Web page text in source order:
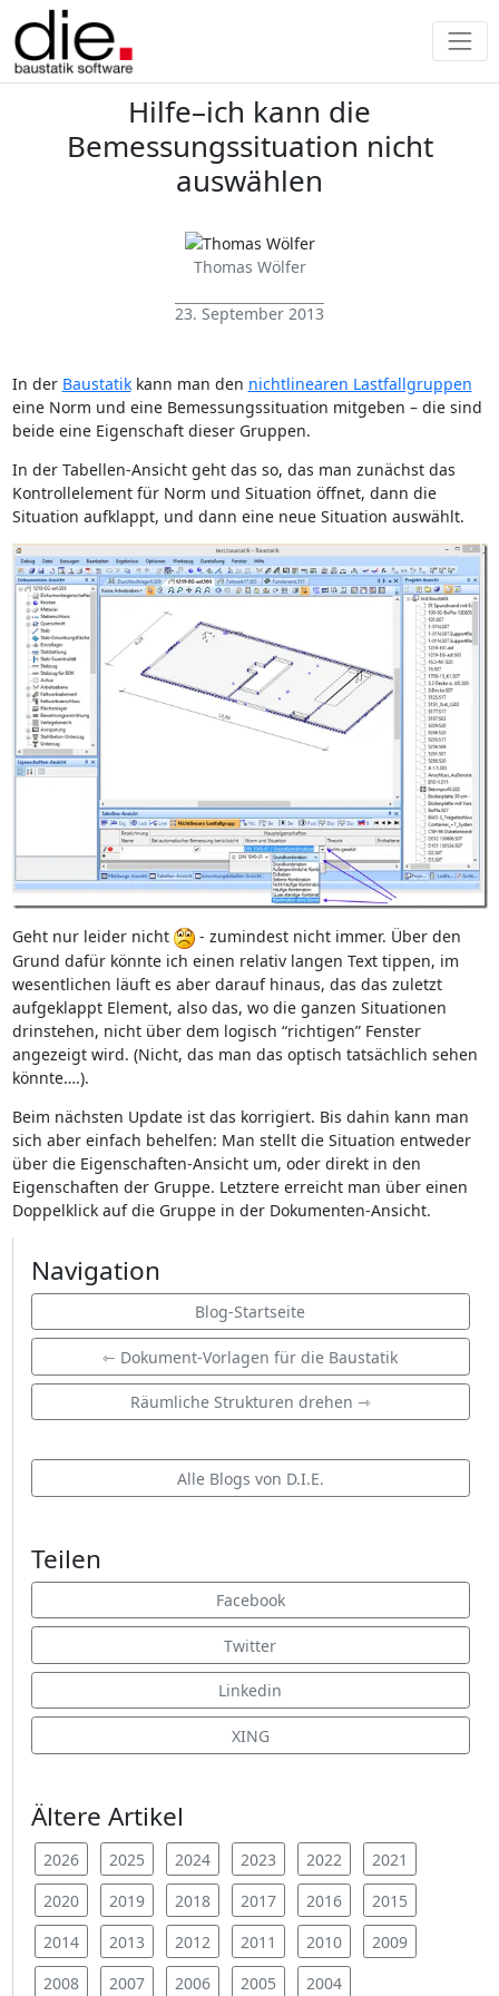
Hilfe–ich kann die
Bemessungssituation nicht
auswählen
Thomas Wölfer
23. September 2013
In der Baustatikkann man den nichtlinearen Lastfallgruppen
eine Norm und eine Bemessungssituation mitgeben – die sind
beide eine Eigenschaft dieser Gruppen.
In der Tabellen-Ansicht geht das so, das man zunächst das
Kontrollelement für Norm und Situation öffnet, dann die
Situation aufklappt, und dann eine neue Situation auswählt.
Geht nur leider nicht
- zumindest nicht immer. Über den
Grund dafür könnte ich einen relativ langen Text tippen, im
wesentlichen läuft es aber darauf hinaus, das das zuletzt
aufgeklappt Element, also das, wo die ganzen Situationen
drinstehen, nicht über dem logisch “richtigen” Fenster
angezeigt wird. (Nicht, das man das optisch tatsächlich sehen
könnte….).
Beim nächsten Update ist das korrigiert. Bis dahin kann man
sich aber einfach behelfen: Man stellt die Situation entweder
über die Eigenschaften-Ansicht um, oder direkt in den
Eigenschaften der Gruppe. Letztere erreicht man über einen
Doppelklick auf die Gruppe in der Dokumenten-Ansicht.
Navigation
Blog-Startseite
⇽ Dokument-Vorlagen für die Baustatik
Räumliche Strukturen drehen ⇾
Alle Blogs von D.I.E.
Teilen
Facebook
Twitter
Linkedin
XING
Ältere Artikel
2026 2025 2024 2023 2022
2021
2020
2019 2018 2017 2016
2015
2014
2013 2012 2011 2010
2009
2008
2007 2006 2005 2004